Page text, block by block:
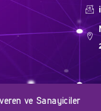
ve Sanayiciler